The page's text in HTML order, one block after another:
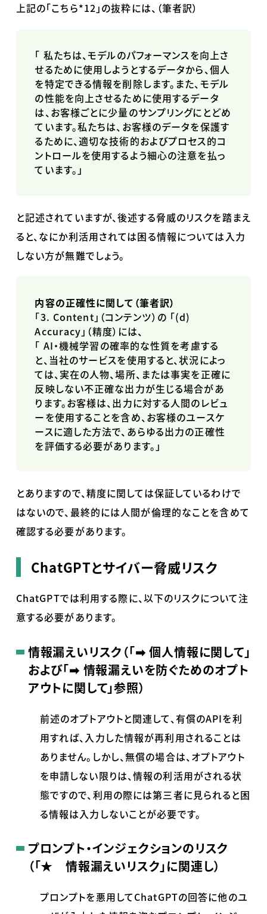
上記の「こちら*12 」の抜粋には、（筆者訳）
「 私たちは、モデルのパフォーマンスを向上さ
せるために使用しようとするデータから、個人
を特定できる情報を削除します。また、モデル
の性能を向上させるために使用するデータ
は、お客様ごとに少量のサンプリングにとどめ
ています。私たちは、お客様のデータを保護す
るために、適切な技術的およびプロセス的コ
ントロールを使用するよう細心の注意を払っ
ています。」
と記述されていますが、後述する脅威のリスクを踏まえ
ると、なにか利活用されては困る情報については入力
しない方が無難でしょう。
内容の正確性に関して（筆者訳）
「3. Content 」（コンテンツ）の 「(d)
Accuracy 」（精度）には、
「 AI・機械学習の確率的な性質を考慮する
と、当社のサービスを使用すると、状況によっ
ては、実在の人物、場所、または事実を正確に
反映しない不正確な出力が生じる場合があ
ります。お客様は、出力に対する人間のレビュ
ーを使用することを含め、お客様のユースケ
ースに適した方法で、あらゆる出力の正確性
を評価する必要があります。」
とありますので、精度に関しては保証しているわけで
はないので、最終的には人間が倫理的なことを含めて
確認する必要があります。
ChatGPTとサイバー脅威リスク
ChatGPTでは利用する際に、以下のリスクについて注
意する必要があります。
情報漏えいリスク（「➡ 個人情報に関して」
および「➡ 情報漏えいを防ぐためのオプト
アウトに関して」参照）
前述のオプトアウトと関連して、有償のAPIを利
用すれば、入力した情報が再利用されることは
ありません。しかし、無償の場合は、オプトアウト
を申請しない限りは、情報の利活用がされる状
態ですので、利用の際には第三者に見られると困
る情報は入力しないことが必要です。
プロンプト・インジェクションのリスク
（「★ 情報漏えいリスク」に関連し）
プロンプトを悪用してChatGPTの回答に他のユ